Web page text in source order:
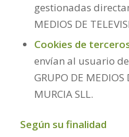
gestionadas
MEDIOS DE
Cookies de
envían al usuario
GRUPO DE MEDIOS
MURCIA SLL.
Según su finalidad